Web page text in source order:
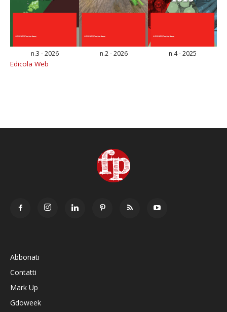
n.3 - 2026 n.2 - 2026 n.4 - 2025
Edicola Web
Abbonati
Contatti
Mark Up
Gdoweek